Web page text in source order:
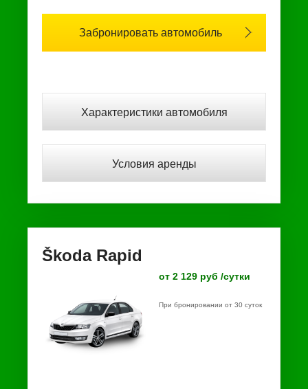
Забронировать автомобиль
Характеристики автомобиля
Условия аренды
Škoda Rapid
от 2 129 руб /сутки
При бронировании от 30 суток